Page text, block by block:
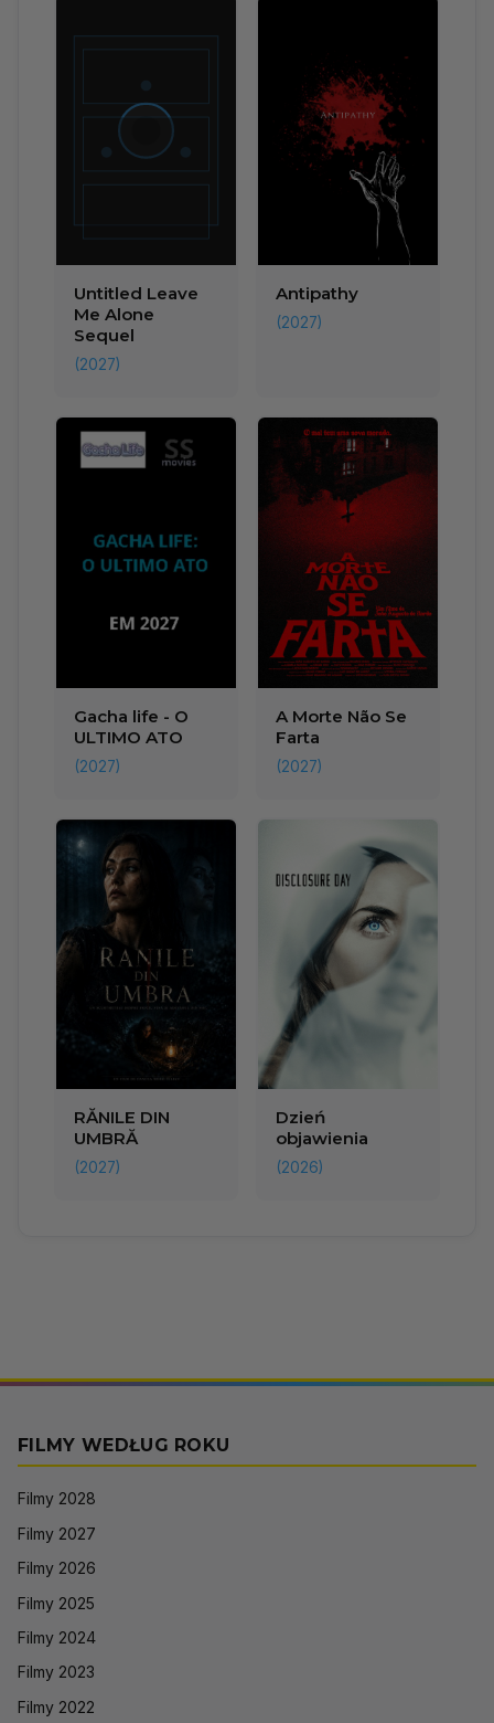
Untitled Leave
Me Alone
Sequel
(2027)
Antipathy
(2027)
Gacha life - O
ULTIMO ATO
(2027)
A Morte Não Se
Farta
(2027)
RĂNILE DIN
UMBRĂ
(2027)
Dzień
objawienia
(2026)
FILMY WEDŁUG ROKU
Filmy 2028
Filmy 2027
Filmy 2026
Filmy 2025
Filmy 2024
Filmy 2023
Filmy 2022